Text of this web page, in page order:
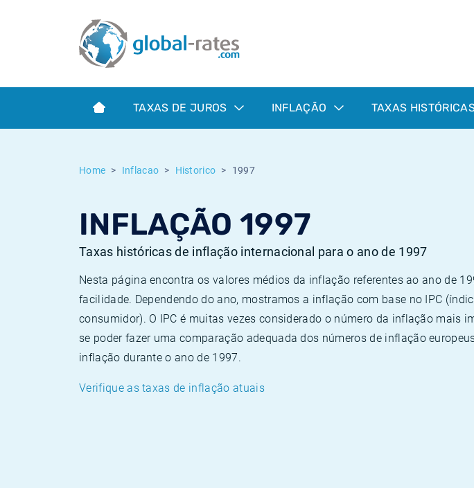
TAXAS DE JUROS INFLAÇÃO TAXAS
Home Inflacao Historico 1997
INFLAÇÃO 1997
Taxas históricas de inflação internacional para o ano de 1997
Nesta página encontra os valores médios da inflação referentes ao ano de
facilidade. Dependendo do ano, mostramos a inflação com base no IPC
consumidor). O IPC é muitas vezes considerado o número da inflação mais
se poder fazer uma comparação adequada dos números de inflação
inflação durante o ano de 1997.
Verifique as taxas de inflação atuais
Term SOFR
O que é a inflação do IPC?
O que é a inflação do IHPC?
Taxas Euribor históricas
Taxas ESTER históricas
Taxas de inflação históricas
Calculadora de inflação